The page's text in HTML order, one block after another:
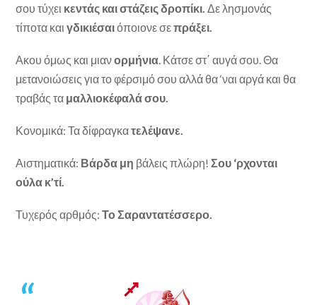
σου τύχει κεντάς και στάζεις δροπίκι. Δε λησμονάς
τίποτα καιγδικιέσαιόποιονε σεπράξει.
Ακου όμως και μιανορμήνια. Κάτσε στ΄ αυγά σου. Θα
μετανοιώσεις για το φέρσιμό σου αλλά θα ‘ναι αργά και θα
τραβάς τα μαλλιοκέφαλά σου.
Κονομικά: Τα δίφραγκατελέψανε.
Αιστηματικά: Βάρδα μη βάλεις πλώρη! Σου ‘ρχονται
ούλα κ’τί.
Τυχερός αρθμός:Το Σαραντατέσσερο.